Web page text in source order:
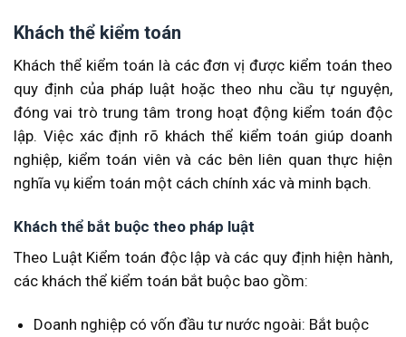
Khách thể kiểm toán
Khách thể kiểm toán là các đơn vị được kiểm toán theo
quy định của pháp luật hoặc theo nhu cầu tự nguyện,
đóng vai trò trung tâm trong hoạt động kiểm toán độc
lập. Việc xác định rõ khách thể kiểm toán giúp doanh
nghiệp, kiểm toán viên và các bên liên quan thực hiện
nghĩa vụ kiểm toán một cách chính xác và minh bạch.
Khách thể bắt buộc theo pháp luật
Theo Luật Kiểm toán độc lập và các quy định hiện hành,
các khách thể kiểm toán bắt buộc bao gồm:
Doanh nghiệp có vốn đầu tư nước ngoài: Bắt buộc